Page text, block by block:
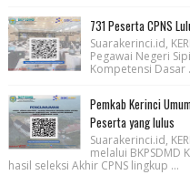
731 Peserta CPNS
Suarakerinci.id,
Pegawai Negeri
Kompetensi Dasar
Pemkab Kerinci
Peserta yang lulus
Suarakerinci.id,
melalui BKPSDMD
hasil seleksi Akhir CPNS lingkup ...